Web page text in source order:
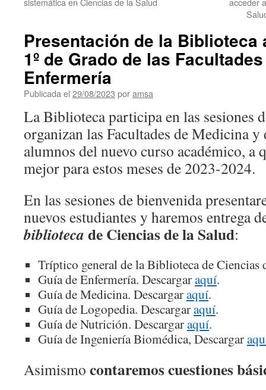
Presentación de la Biblioteca
1º de Grado de las
Enfermería
Publicada el 29/08/2023 poramsa
La Biblioteca participa en las sesiones
organizan las Facultades de Medicina
alumnos del nuevo curso académico, a
mejor para estos meses de 2023-2024.
En las sesiones de bienvenida
nuevos estudiantes y haremos entrega
bibliotecade Ciencias de la Salud:
Tríptico general de la Biblioteca de Ciencias
Guía de Enfermería. Descargaraquí.
Guía de Medicina. Descargaraquí.
Guía de Logopedia. Descargaraquí.
Guía de Nutrición. Descargaraquí.
Guía de Ingeniería Biomédica, Descargar
Asimismo contaremos cuestiones